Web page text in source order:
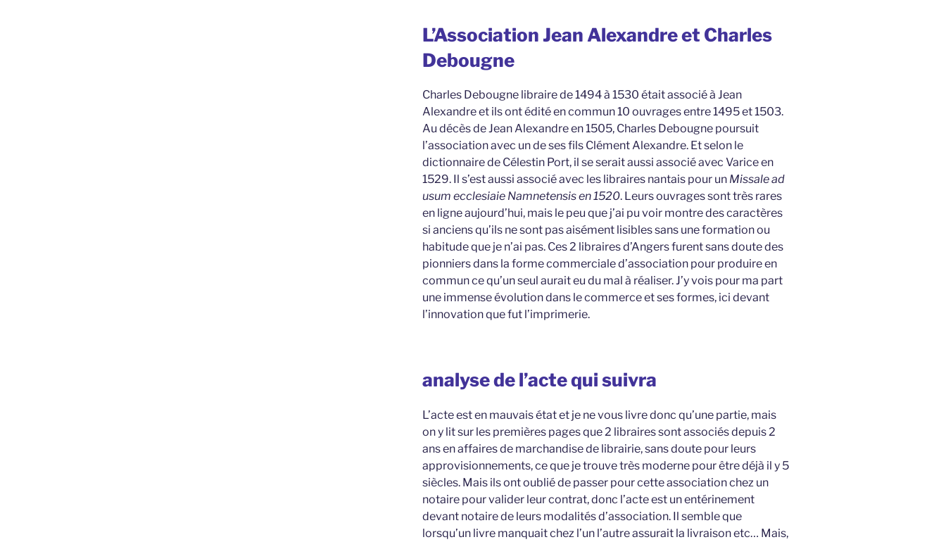
L’Association Jean Alexandre et Charles
Debougne
Charles Debougne libraire de 1494 à 1530 était associé à Jean
Alexandre et ils ont édité en commun 10 ouvrages entre 1495 et 1503.
Au décès de Jean Alexandre en 1505, Charles Debougne poursuit
l’association avec un de ses fils Clément Alexandre. Et selon le
dictionnaire de Célestin Port, il se serait aussi associé avec Varice en
1529. Il s’est aussi associé avec les libraires nantais pour un Missale ad
usum ecclesiaie Namnetensis en 1520. Leurs ouvrages sont très rares
en ligne aujourd’hui, mais le peu que j’ai pu voir montre des caractères
si anciens qu’ils ne sont pas aisément lisibles sans une formation ou
habitude que je n’ai pas. Ces 2 libraires d’Angers furent sans doute des
pionniers dans la forme commerciale d’association pour produire en
commun ce qu’un seul aurait eu du mal à réaliser. J’y vois pour ma part
une immense évolution dans le commerce et ses formes, ici devant
l’innovation que fut l’imprimerie.
analyse de l’acte qui suivra
L’acte est en mauvais état et je ne vous livre donc qu’une partie, mais
on y lit sur les premières pages que 2 libraires sont associés depuis 2
ans en affaires de marchandise de librairie, sans doute pour leurs
approvisionnements, ce que je trouve très moderne pour être déjà il y 5
siècles. Mais ils ont oublié de passer pour cette association chez un
notaire pour valider leur contrat, donc l’acte est un entérinement
devant notaire de leurs modalités d’association. Il semble que
lorsqu’un livre manquait chez l’un l’autre assurait la livraison etc… Mais,